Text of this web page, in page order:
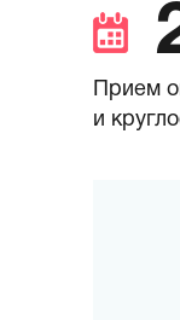
Прием
и